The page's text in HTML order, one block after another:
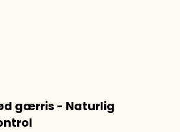
gærris - Naturlig